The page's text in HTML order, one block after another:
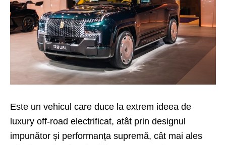
Este un vehicul care duce la extrem ideea de
luxury off-road electrificat, atât prin designul
impunător și performanța supremă, cât mai ales